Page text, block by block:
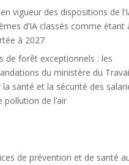
en vigueur des dispositions de
d’IA classés comme étant
à 2027
de forêt exceptionnels : les
du ministère du
santé et la sécurité des
pollution de l’air
de prévention et de santé